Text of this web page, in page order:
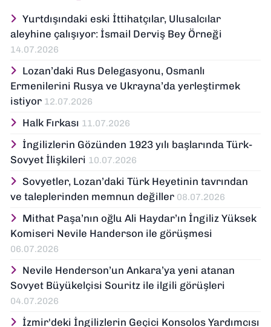
1994 yılında Ege Üniversitesinde doçent ve
2000 yılında da profesör olmuştur. Halen
aynı bölümde çalışmaktadır. Orta Asya,
Osmanlı, Türkiye ve Balkanlar tarihi
yayınlanmıştır.
Yurtdışındaki eski İttihatçılar, Ulusalcılar
aleyhine çalışıyor: İsmail Derviş Bey Örneği
14.07.2026
Lozan’daki Rus Delegasyonu, Osmanlı
Ermenilerini Rusya ve Ukrayna’da yerleştirmek
istiyor 12.07.2026
Halk Fırkası 11.07.2026
İngilizlerin Gözünden 1923 yılı başlarında Türk-
Sovyet İlişkileri 10.07.2026
Sovyetler, Lozan’daki Türk Heyetinin tavrından
ve taleplerinden memnun değiller 08.07.2026
Mithat Paşa’nın oğlu Ali Haydar’ın İngiliz Yüksek
Komiseri Nevile Handerson ile görüşmesi
06.07.2026
Nevile Henderson’un Ankara’ya yeni atanan
Sovyet Büyükelçisi Souritz ile ilgili görüşleri
04.07.2026
İzmir'deki İngilizlerin Geçici Konsolos Yardımcısı